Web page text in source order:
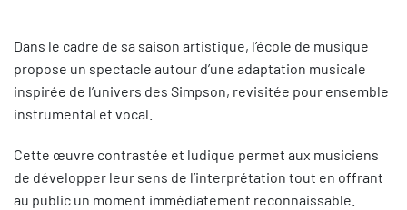
Dans le cadre de sa saison artistique, l’école de musique
propose un spectacle autour d’une adaptation musicale
inspirée de l’univers des Simpson, revisitée pour ensemble
instrumental et vocal.
Cette œuvre contrastée et ludique permet aux musiciens
de développer leur sens de l’interprétation tout en offrant
au public un moment immédiatement reconnaissable.